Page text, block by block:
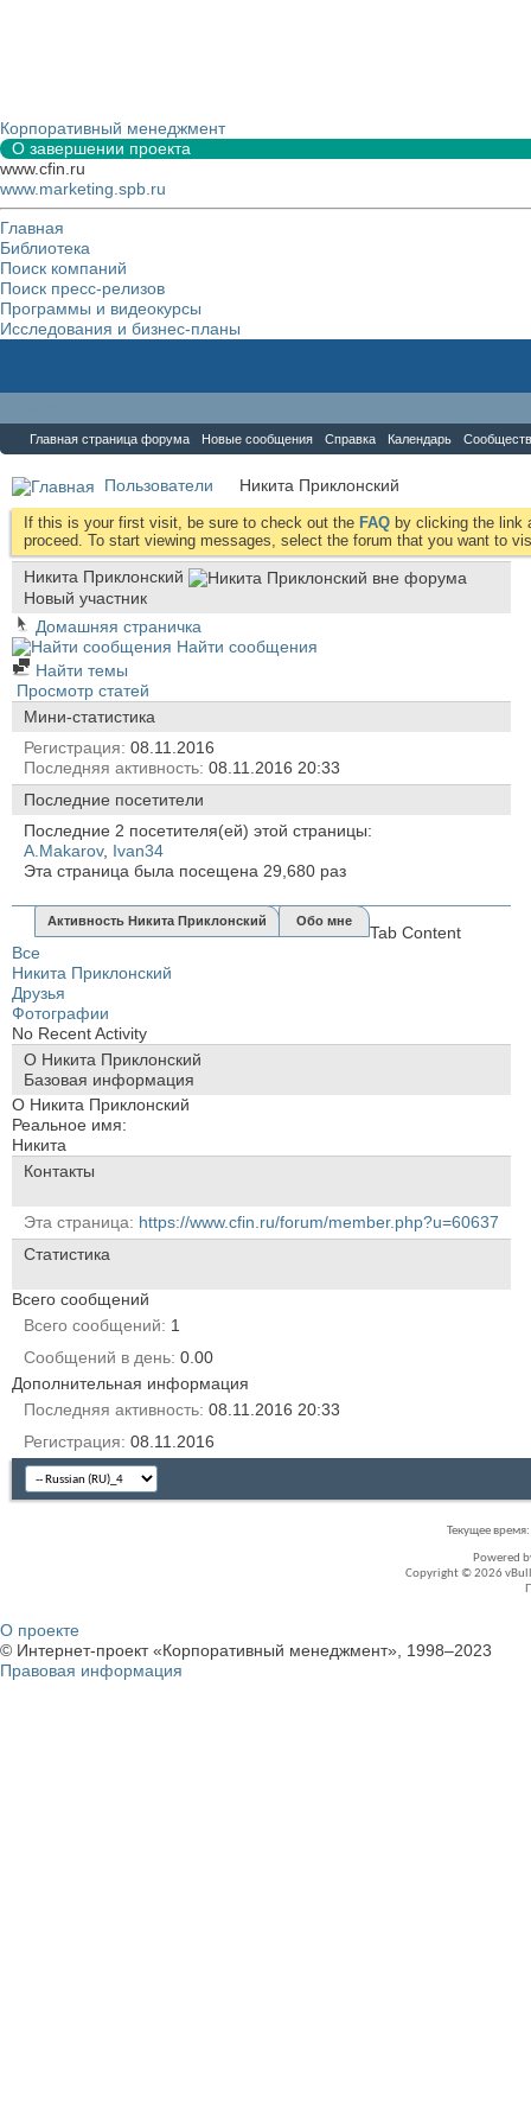
Корпоративный менеджмент
О завершении проекта
www.cfin.ru
www.marketing.spb.ru
Главная
Библиотека
Поиск компаний
Поиск пресс-релизов
Программы и видеокурсы
Исследования и бизнес-планы
Главная страница форума Новые сообщения Справка Календарь
Пользователи Никита Приклонский
If this is your first visit, be sure to check out the FAQ by clicking the link
proceed. To start viewing messages, select the forum that you want to
Никита Приклонский
Новый участник
Домашняя страничка
Найти сообщения
Найти темы
Просмотр статей
Мини-статистика
Регистрация 08.11.2016
Последняя активность 08.11.2016 20:33
Последние посетители
Последние 2 посетителя(ей) этой страницы:
A.Makarov, Ivan34
Эта страница была посещена 29,680 раз
Активность Никита Приклонский Обо мне
Tab Content
Все
Никита Приклонский
Друзья
Фотографии
No Recent Activity
О Никита Приклонский
Базовая информация
О Никита Приклонский
Реальное имя:
Никита
Контакты
Эта страница
https://www.cfin.ru/forum/member.php?u=60637
Статистика
Всего сообщений
Всего сообщений
1
Сообщений в день 0.00
Дополнительная информация
Последняя активность 08.11.2016 20:33
Регистрация 08.11.2016
Текущее время:
Powered
Copyright © 2026
О проекте
© Интернет-проект «Корпоративный менеджмент», 1998–2023
Правовая информация